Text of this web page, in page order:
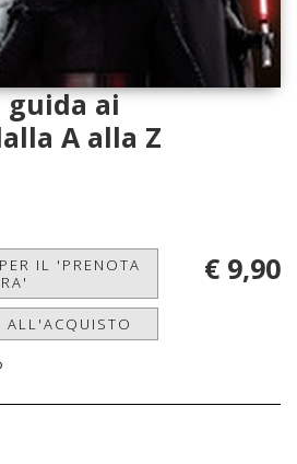
guida ai
A alla Z
IL 'PRENOTA
ALL'ACQUISTO
€ 9,90